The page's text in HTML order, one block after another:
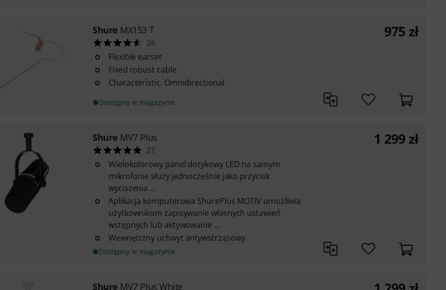
Shure MX153 T
26
Flexible earset
Fixed robust cable
Characteristic: Omnidirectional
Dostępny w magazynie
975 zł
Shure MV7 Plus
21
Wielokolorowy panel dotykowy LED na samym
mikrofonie służy jednocześnie jako przycisk
wyciszenia ...
Aplikacja komputerowa ShurePlus MOTIV umożliwia
użytkownikom zapisywanie własnych ustawień
wstępnych lub aktywowanie ...
Wewnętrzny uchwyt antywstrząsowy
Dostępny w magazynie
1 299 zł
Shure MV7 Plus White